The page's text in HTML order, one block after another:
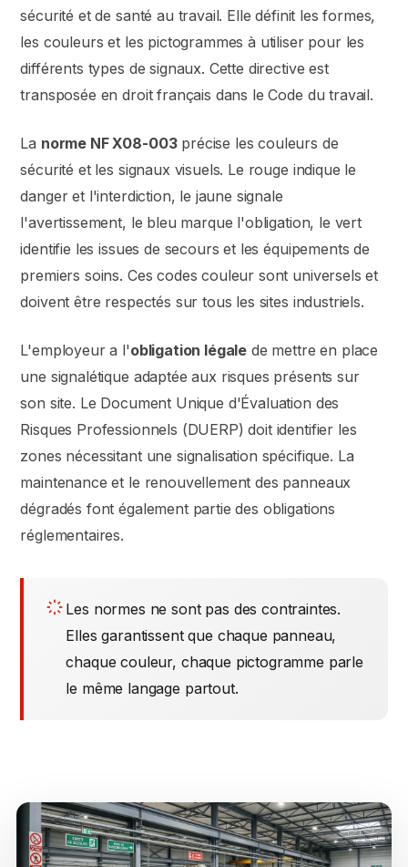
sécurité et de santé au travail. Elle définit les formes,
les couleurs et les pictogrammes à utiliser pour les
différents types de signaux. Cette directive est
transposée en droit français dans le Code du travail.
La norme NF X08-003précise les couleurs de
sécurité et les signaux visuels. Le rouge indique le
danger et l'interdiction, le jaune signale
l'avertissement, le bleu marque l'obligation, le vert
identifie les issues de secours et les équipements de
premiers soins. Ces codes couleur sont universels et
doivent être respectés sur tous les sites industriels.
L'employeur a l'obligation légale de mettre en place
une signalétique adaptée aux risques présents sur
son site. Le Document Unique d'Évaluation des
Risques Professionnels (DUERP) doit identifier les
zones nécessitant une signalisation spécifique. La
maintenance et le renouvellement des panneaux
dégradés font également partie des obligations
réglementaires.
Les normes ne sont pas des contraintes.
Elles garantissent que chaque panneau,
chaque couleur, chaque pictogramme parle
le même langage partout.